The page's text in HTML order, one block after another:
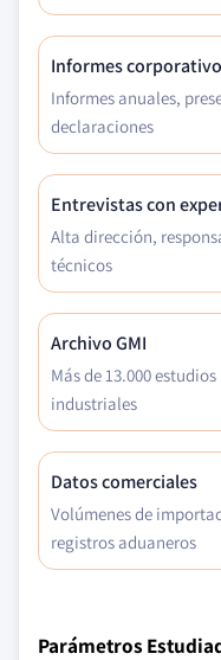
Informes
Informes anuales,
declaraciones
Entrevistas con
Alta dirección,
técnicos
Archivo GMI
Más de 13.000
industriales
Datos comerciales
Volúmenes de
registros aduaneros
Parámetros